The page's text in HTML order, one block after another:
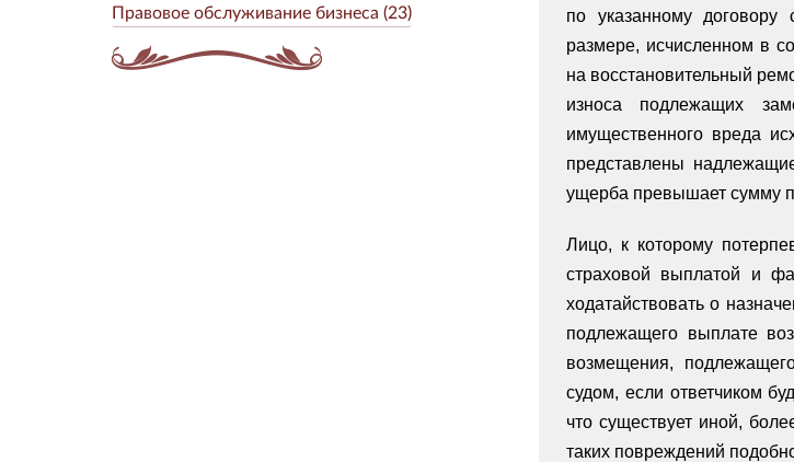
Правовое обслуживание бизнеса (23)
по указанному договору
размере, исчисленном в
на восстановительный
износа подлежащих
имущественного вреда
представлены
ущерба превышает сумму
Лицо, к которому
страховой выплатой и
ходатайствовать о
подлежащего выплате
возмещения,
судом, если ответчиком
что существует иной,
таких повреждений